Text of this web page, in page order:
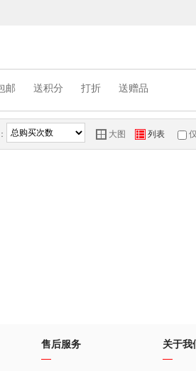
邮 送积分 打折 送赠品
Y 大图 Z 列表
售后服务 关于我